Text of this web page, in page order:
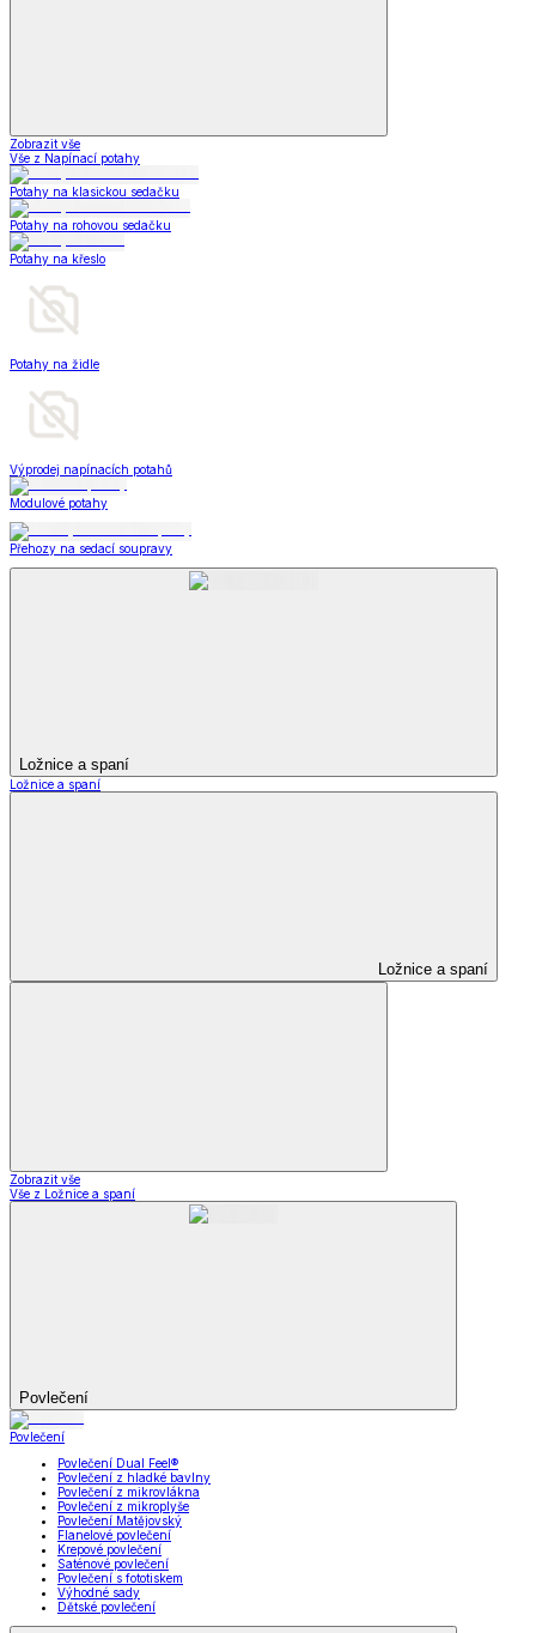
Zobrazit vše
Vše z Napínací potahy
Potahy na klasickou sedačku
Potahy na rohovou sedačku
Potahy na křeslo
Potahy na židle
Výprodej napínacích potahů
Modulové potahy
Přehozy na sedací soupravy
Ložnice a spaní
Ložnice a spaní
Ložnice a spaní
Zobrazit vše
Vše z Ložnice a spaní
Povlečení
Povlečení
Povlečení Dual Feel®
Povlečení z hladké bavlny
Povlečení z mikrovlákna
Povlečení z mikroplyše
Povlečení Matějovský
Flanelové povlečení
Krepové povlečení
Saténové povlečení
Povlečení s fototiskem
Výhodné sady
Dětské povlečení